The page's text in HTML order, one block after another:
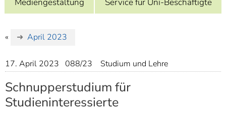
7]
Informationen zur
« April 2023
17. April 2023 088/23 Studium und Lehre
Schnupperstudium für
Studieninteressierte